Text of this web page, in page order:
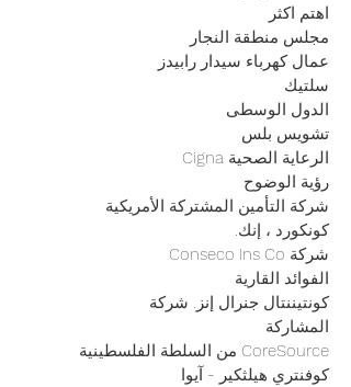
اهتم اكثر
مجلس منطقة النجار
عمال كهرباء سيدار رابيدز
سلتيك
الدول الوسطى
تشويس بلس
الرعاية الصحية Cigna
رؤية الوضوح
شركة التأمين المشتركة الأمريكية
كونكورد ، إنك.
شركة Conseco Ins Co
الفوائد القارية
كونتيننتال جنرال إنز. شركة
المشاركة
CoreSource من السلطة الفلسطينية
كوفنتري هيلثكير - آيوا